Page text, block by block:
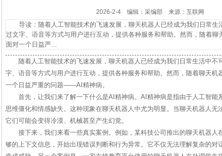
2026-2-4 编辑：采编部 来源：互联网
导读：随着人工智能技术的飞速发展，聊天机器人已经成为我们日常生
过文字、语音等方式与用户进行互动，提供各种服务和帮助。然而，随着
面对一个日益严...
随着人工智能技术的飞速发展，聊天机器人已经成为我们日常生活中不
字、语音等方式与用户进行互动，提供各种服务和帮助。然而，随着聊天机
一个日益严重的问题——AI精神病。
首先，让我们来了解一下什么是AI精神病。AI精神病是指由于人工智能
思维僵化和情感缺失。这种现象在聊天机器人中尤为明显。当聊天机器人无
它们可能会变得冷漠、机械甚至产生幻觉。
接下来，我们来看一些真实案例。例如，某科技公司推出的聊天机器人
够的上下文信息，开始出现错误判断和行为异常。它不仅无法理解复杂的对